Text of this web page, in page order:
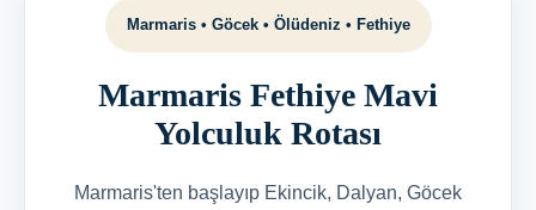
Marmaris • Göcek • Ölüdeniz • Fethiye
Marmaris Fethiye Mavi
Yolculuk Rotası
Marmaris'ten başlayıp Ekincik, Dalyan, Göcek